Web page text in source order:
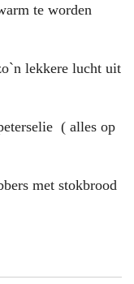
te worden
lekkere lucht uit
( alles op
met stokbrood